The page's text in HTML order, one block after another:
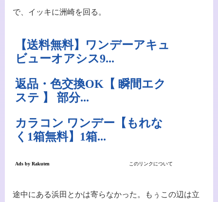
で、イッキに洲崎を回る。
途中にある浜田とかは寄らなかった。もぅこの辺は立